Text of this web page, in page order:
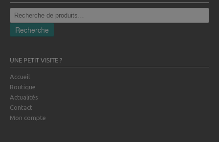
Recherche
pour :
Recherche
UNE PETIT VISITE ?
Accueil
Boutique
Actualités
Contact
Mon compte